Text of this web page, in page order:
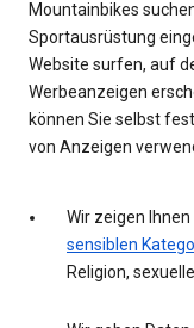
Mountainbikes
Sportausrüstung
Website surfen, auf
Werbeanzeigen
können Sie selbst
von Anzeigen
Wir zeigen
sensiblen
Religion,